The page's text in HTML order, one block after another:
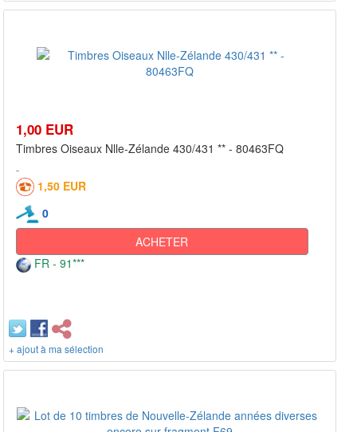
1,00 EUR
Timbres Oiseaux Nlle-Zélande 430/431 ** - 80463FQ
1,50 EUR
0
ACHETER
FR - 91***
+ ajout à ma sélection